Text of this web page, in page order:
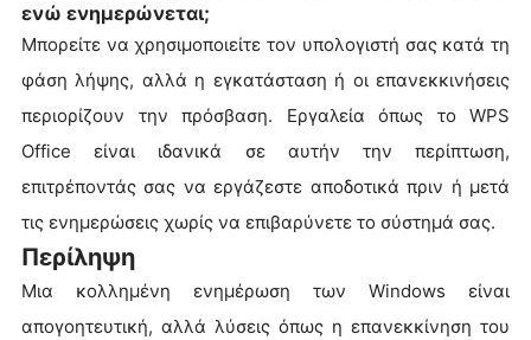
ενώ ενημερώνεται;
Μπορείτε να χρησιμοποιείτε τον υπολογιστή σας κατά τη
φάση λήψης, αλλά η εγκατάσταση ή οι επανεκκινήσεις
περιορίζουν την πρόσβαση. Εργαλεία όπως το WPS
Office είναι ιδανικά σε αυτήν την περίπτωση,
επιτρέποντάς σας να εργάζεστε αποδοτικά πριν ή μετά
τις ενημερώσεις χωρίς να επιβαρύνετε το σύστημά σας.
Περίληψη
Μια κολλημένη ενημέρωση των Windows είναι
απογοητευτική, αλλά λύσεις όπως η επανεκκίνηση του